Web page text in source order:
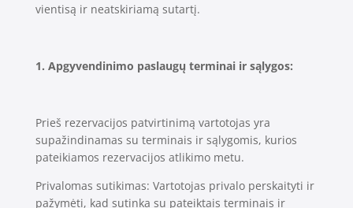
vientisą ir neatskiriamą sutartį.
1. Apgyvendinimo paslaugų terminai ir sąlygos:
Prieš rezervacijos patvirtinimą vartotojas yra
supažindinamas su terminais ir sąlygomis, kurios
pateikiamos rezervacijos atlikimo metu.
Privalomas sutikimas: Vartotojas privalo perskaityti ir
pažymėti, kad sutinka su pateiktais terminais ir